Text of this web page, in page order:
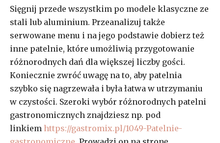
Sięgnij przede wszystkim po modele klasyczne ze
stali lub aluminium. Przeanalizuj także
serwowane menu i na jego podstawie dobierz też
inne patelnie, które umożliwią przygotowanie
różnorodnych dań dla większej liczby gości.
Koniecznie zwróć uwagę na to, aby patelnia
szybko się nagrzewała i była łatwa w utrzymaniu
w czystości. Szeroki wybór różnorodnych patelni
gastronomicznych znajdziesz np. pod
linkiem https://gastromix.pl/1049-Patelnie-